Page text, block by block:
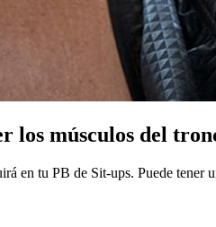
los músculos del
en tu PB de Sit-ups. Puede